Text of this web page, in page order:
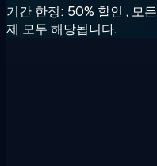
기간 한정: 50% 할인 , 모
제 모두 해당됩니다.